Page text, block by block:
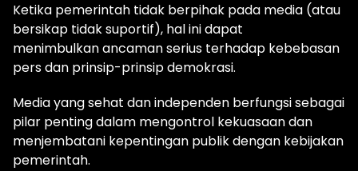
Ketika pemerintah tidak berpihak pada media (atau
bersikap tidak suportif), hal ini dapat
menimbulkan ancaman serius terhadap kebebasan
pers dan prinsip-prinsip demokrasi.
Media yang sehat dan independen berfungsi sebagai
pilar penting dalam mengontrol kekuasaan dan
menjembatani kepentingan publik dengan kebijakan
pemerintah.